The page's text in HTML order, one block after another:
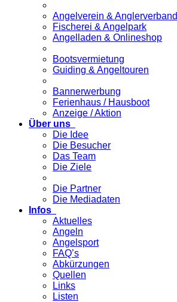
Angelverein & Anglerverband
Fischerei & Angelpark
Angelladen & Onlineshop
Bootsvermietung
Guiding & Angeltouren
Bannerwerbung
Ferienhaus / Hausboot
Anzeige / Aktion
Über uns
Die Idee
Die Besucher
Das Team
Die Ziele
Die Partner
Die Mediadaten
Infos
Aktuelles
Angeln
Angelsport
FAQ’s
Abkürzungen
Quellen
Links
Listen